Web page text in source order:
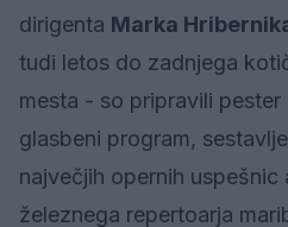
dirigenta Marka
tudi letos do zadnjega
mesta - so pripravili
glasbeni program,
največjih opernih uspešnic
železnega repertoarja